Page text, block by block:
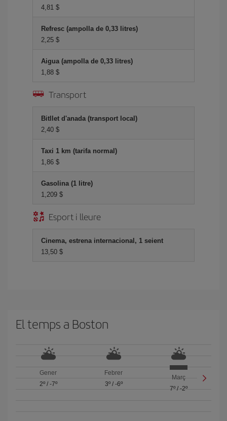
4,81 $
Refresc (ampolla de 0,33 litres)
2,25 $
Aigua (ampolla de 0,33 litres)
1,88 $
Transport
Bitllet d'anada (transport local)
2,40 $
Taxi 1 km (tarifa normal)
1,86 $
Gasolina (1 litre)
1,209 $
Esport i lleure
Cinema, estrena internacional, 1 seient
13,50 $
El temps a Boston
Gener
2º/ -7º
Febrer
3º/ -6º
Març
7º /-2º